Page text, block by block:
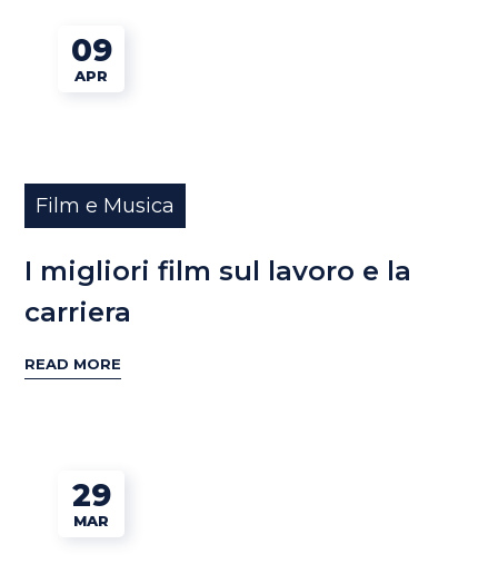
09
APR
Film e Musica
I migliori film sul lavoro e la
carriera
READ MORE
29
MAR